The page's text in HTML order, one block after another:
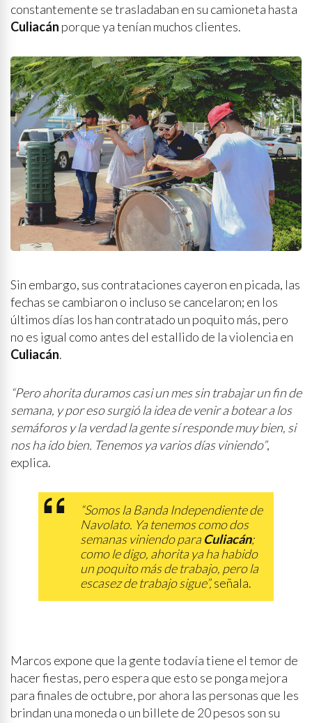
constantemente se trasladaban en su camioneta hasta
Culiacán porque ya tenían muchos clientes.
Sin embargo, sus contrataciones cayeron en picada, las
fechas se cambiaron o incluso se cancelaron; en los
últimos días los han contratado un poquito más, pero
no es igual como antes del estallido de la violencia en
Culiacán.
“Pero ahorita duramos casi un mes sin trabajar un fin de
semana, y por eso surgió la idea de venir a botear a los
semáforos y la verdad la gente sí responde muy bien, si
nos ha ido bien. Tenemos ya varios días viniendo”,
explica.
“Somos la Banda Independiente de
Navolato. Ya tenemos como dos
semanas viniendo para Culiacán;
como le digo, ahorita ya ha habido
un poquito más de trabajo, pero la
escasez de trabajo sigue”,señala.
Marcos expone que la gente todavía tiene el temor de
hacer fiestas, pero espera que esto se ponga mejora
para finales de octubre, por ahora las personas que les
brindan una moneda o un billete de 20 pesos son su